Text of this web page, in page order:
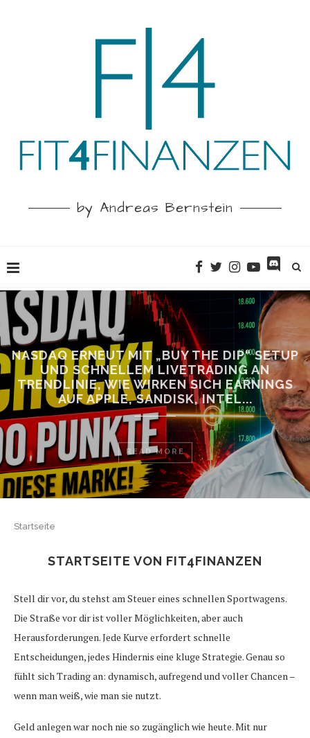
by Andreas Bernstein
NASDAQ ERNEUT MIT „BUY THE DIP“ SETUP
UND SCHNELLEM LIVETRADING AN
TRENDLINIE, WIE WIRKEN SICH EARNINGS
AUF APPLE, SANDISK, INTEL...
READ MORE
Startseite
STARTSEITE VON FIT4FINANZEN
Stell dir vor, du stehst am Steuer eines schnellen Sportwagens.
Die Straße vor dir ist voller Möglichkeiten, aber auch
Herausforderungen. Jede Kurve erfordert schnelle
Entscheidungen, jedes Hindernis eine kluge Strategie. Genau so
fühlt sich Trading an: dynamisch, aufregend und voller Chancen –
wenn man weiß, wie man sie nutzt.
Geld anlegen war noch nie so zugänglich wie heute. Mit nur